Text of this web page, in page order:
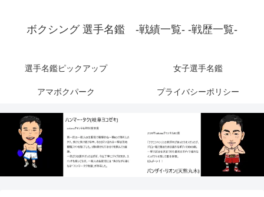
ボクシング 選手名鑑 -戦績一覧- -戦歴一覧-
選手名鑑ピックアップ 女子選手名鑑
アマボクパーク プライバシーポリシー